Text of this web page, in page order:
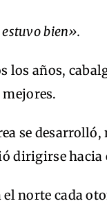
bien».
los años,
se
dirigirse hacia
norte cada